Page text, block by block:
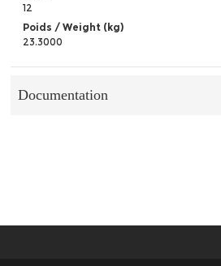
12
Poids / Weight (kg)
23.3000
Documentation